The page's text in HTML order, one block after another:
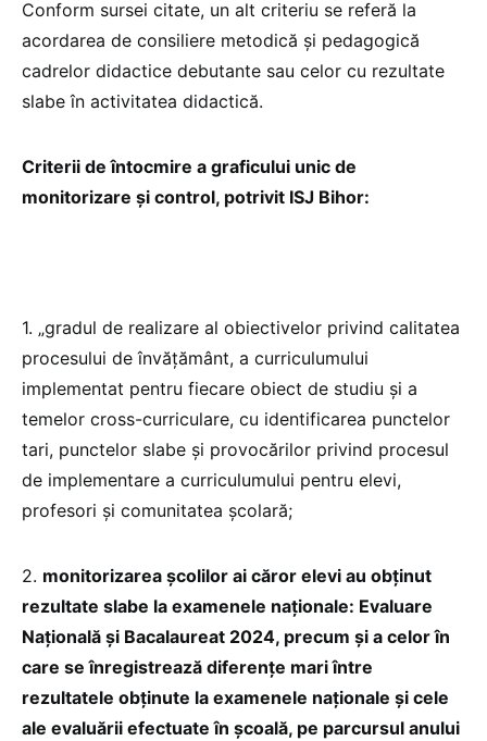
Conform sursei citate, un alt criteriu se referă la
acordarea de consiliere metodică și pedagogică
cadrelor didactice debutante sau celor cu rezultate
slabe în activitatea didactică.
Criterii de întocmire a graficului unic de
monitorizare și control, potrivit ISJ Bihor:
1. „gradul de realizare al obiectivelor privind calitatea
procesului de învăţământ, a curriculumului
implementat pentru fiecare obiect de studiu şi a
temelor cross-curriculare, cu identificarea punctelor
tari, punctelor slabe şi provocărilor privind procesul
de implementare a curriculumului pentru elevi,
profesori şi comunitatea şcolară;
2. monitorizarea școlilor ai căror elevi au obţinut
rezultate slabe la examenele naționale: Evaluare
Națională și Bacalaureat 2024, precum și a celor în
care se înregistrează diferențe mari între
rezultatele obţinute la examenele naționale și cele
ale evaluării efectuate în școală, pe parcursul anului